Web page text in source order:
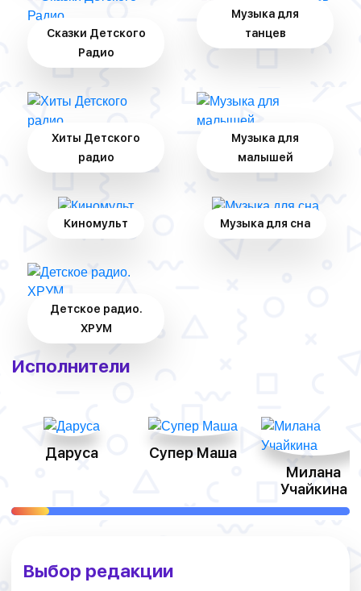
Сказки Детского
Радио
Музыка для
танцев
Хиты Детского
радио
Музыка для
малышей
Киномульт Музыка для сна
Детское радио.
ХРУМ
Исполнители
Даруса
Супер Маша
Милана
Учайкина
Выбор редакции